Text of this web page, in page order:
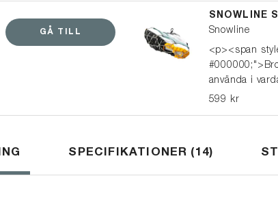
GÅ TILL
SNOWLINE
Snowline
<p><span
använda i
typer av skor,
till
599 kr
SPECIFIKATIONER 14